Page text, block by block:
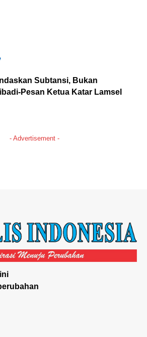
Subtansi, Bukan
Pesan Ketua Katar Lamsel
- Advertisement -